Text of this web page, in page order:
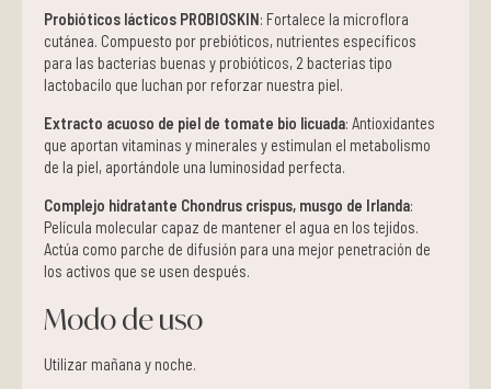
Probióticos lácticos PROBIOSKIN: Fortalece la microflora
cutánea. Compuesto por prebióticos, nutrientes específicos
para las bacterias buenas y probióticos, 2 bacterias tipo
lactobacilo que luchan por reforzar nuestra piel.
Extracto acuoso de piel de tomate bio licuada: Antioxidantes
que aportan vitaminas y minerales y estimulan el metabolismo
de la piel, aportándole una luminosidad perfecta.
Complejo hidratante Chondrus crispus, musgo de Irlanda:
Película molecular capaz de mantener el agua en los tejidos.
Actúa como parche de difusión para una mejor penetración de
los activos que se usen después.
Modo de uso
Utilizar mañana y noche.